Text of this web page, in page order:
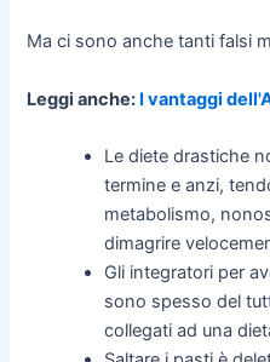
Ma ci sono anche tanti falsi
Leggi anche: I vantaggi
Le diete drastiche
termine e anzi,
metabolismo,
dimagrire
Gli integratori per
sono spesso del
collegati ad una